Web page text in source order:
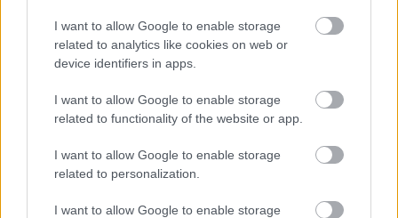
I want to allow Google to enable storage
related to analytics like cookies on web or
device identifiers in apps.
I want to allow Google to enable storage
related to functionality of the website or app.
I want to allow Google to enable storage
related to personalization.
I want to allow Google to enable storage
Vienā tirgū – 6 eiro
kilogramā, bet citā – 15
novēroto cenu atšķirību
Jūrmalas un Rīgas
ASV izlūkdienesti atklāj
Putina iespējamo
pieaugs jau šoruden